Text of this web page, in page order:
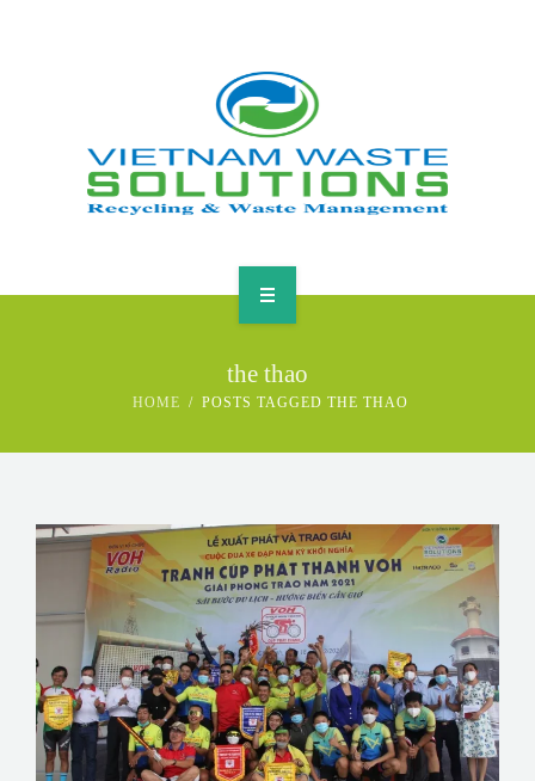
CONTACT
SURVEY
the thao
HOME POSTS TAGGED THE THAO